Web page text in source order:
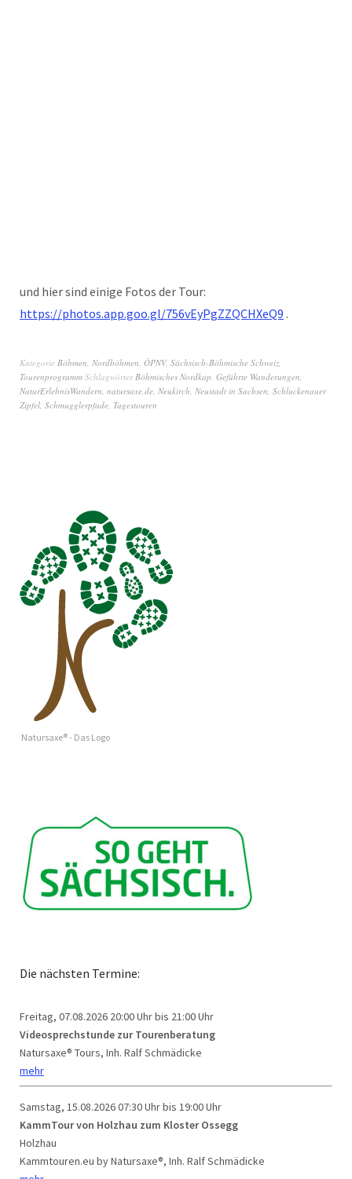
und hier sind einige Fotos der Tour:
https://photos.app.goo.gl/756vEyPgZZQCHXeQ9 .
Kategorie Böhmen Nordböhmen ÖPNV, Sächsisch-Böhmische Schweiz
Tourenprogramm Schlagwörter Böhmisches Nordkap Geführte Wanderungen
NaturErlebnisWandern natursaxe.de Neukirch Neustadt in Sachsen Schluckenauer
Zipfel Schmugglerpfade Tagestouren
Natursaxe® - Das Logo
Die nächsten Termine:
Freitag, 07.08.2026 20:00 Uhr bis 21:00 Uhr
Videosprechstunde zur Tourenberatung
Natursaxe® Tours, Inh. Ralf Schmädicke
mehr
Samstag, 15.08.202607:30 Uhr bis 19:00 Uhr
KammTour von Holzhau zum Kloster Ossegg
Holzhau
Kammtouren.eu by Natursaxe®, Inh. Ralf Schmädicke